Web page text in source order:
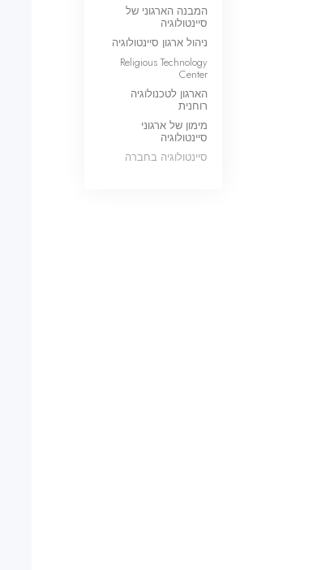
המבנה הארגוני של
סיינטולוגיה
ניהול ארגון סיינטולוגיה
Religious Technology
Center
הארגון לטכנולוגיה
רוחנית
מימון של ארגוני
סיינטולוגיה
סיינטולוגיה בחברה